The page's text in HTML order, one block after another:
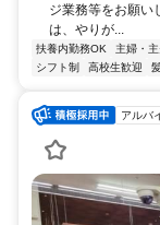
ジ業務等をお願い
は、やりが...
扶養内勤務OK 主婦・
シフト制
高校生歓迎
アルバ